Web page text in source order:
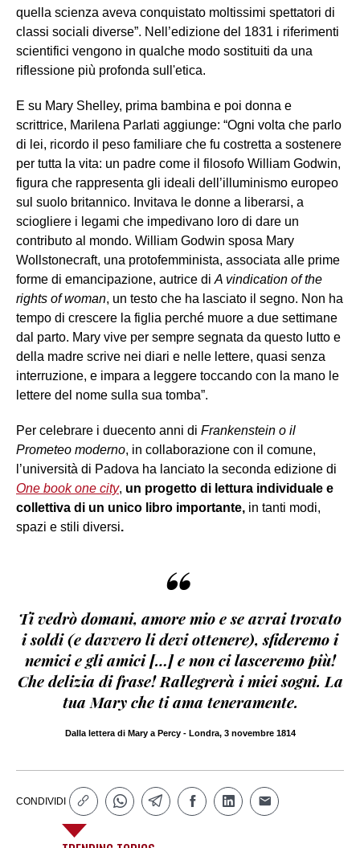
quella scienza aveva conquistato moltissimi spettatori di
classi sociali diverse”. Nell’edizione del 1831 i riferimenti
scientifici vengono in qualche modo sostituiti da una
riflessione più profonda sull'etica.
E su Mary Shelley, prima bambina e poi donna e
scrittrice, Marilena Parlati aggiunge: “Ogni volta che parlo
di lei, ricordo il peso familiare che fu costretta a sostenere
per tutta la vita: un padre come il filosofo William Godwin,
figura che rappresenta gli ideali dell’illuminismo europeo
sul suolo britannico. Invitava le donne a liberarsi, a
sciogliere i legami che impedivano loro di dare un
contributo al mondo. William Godwin sposa Mary
Wollstonecraft, una protofemminista, associata alle prime
forme di emancipazione, autrice di A vindication of the
rights of woman, un testo che ha lasciato il segno. Non ha
tempo di crescere la figlia perché muore a due settimane
dal parto. Mary vive per sempre segnata da questo lutto e
della madre scrive nei diari e nelle lettere, quasi senza
interruzione, e impara a leggere toccando con la mano le
lettere del nome sulla sua tomba”.
Per celebrare i duecento anni di Frankenstein o il
Prometeo moderno, in collaborazione con il comune,
l’università di Padova ha lanciato la seconda edizione di
One book one city, un progetto di lettura individuale e
collettiva di un unico libro importante, in tanti modi,
spazi e stili diversi.
“
Ti vedrò domani, amore mio e se avrai trovato
i soldi (e davvero li devi ottenere), sfideremo i
nemici e gli amici […] e non ci lasceremo più!
Che delizia di frase! Rallegrerà i miei sogni. La
tua Mary che ti ama teneramente.
Dalla lettera di Mary a Percy - Londra, 3 novembre 1814
CONDIVIDI